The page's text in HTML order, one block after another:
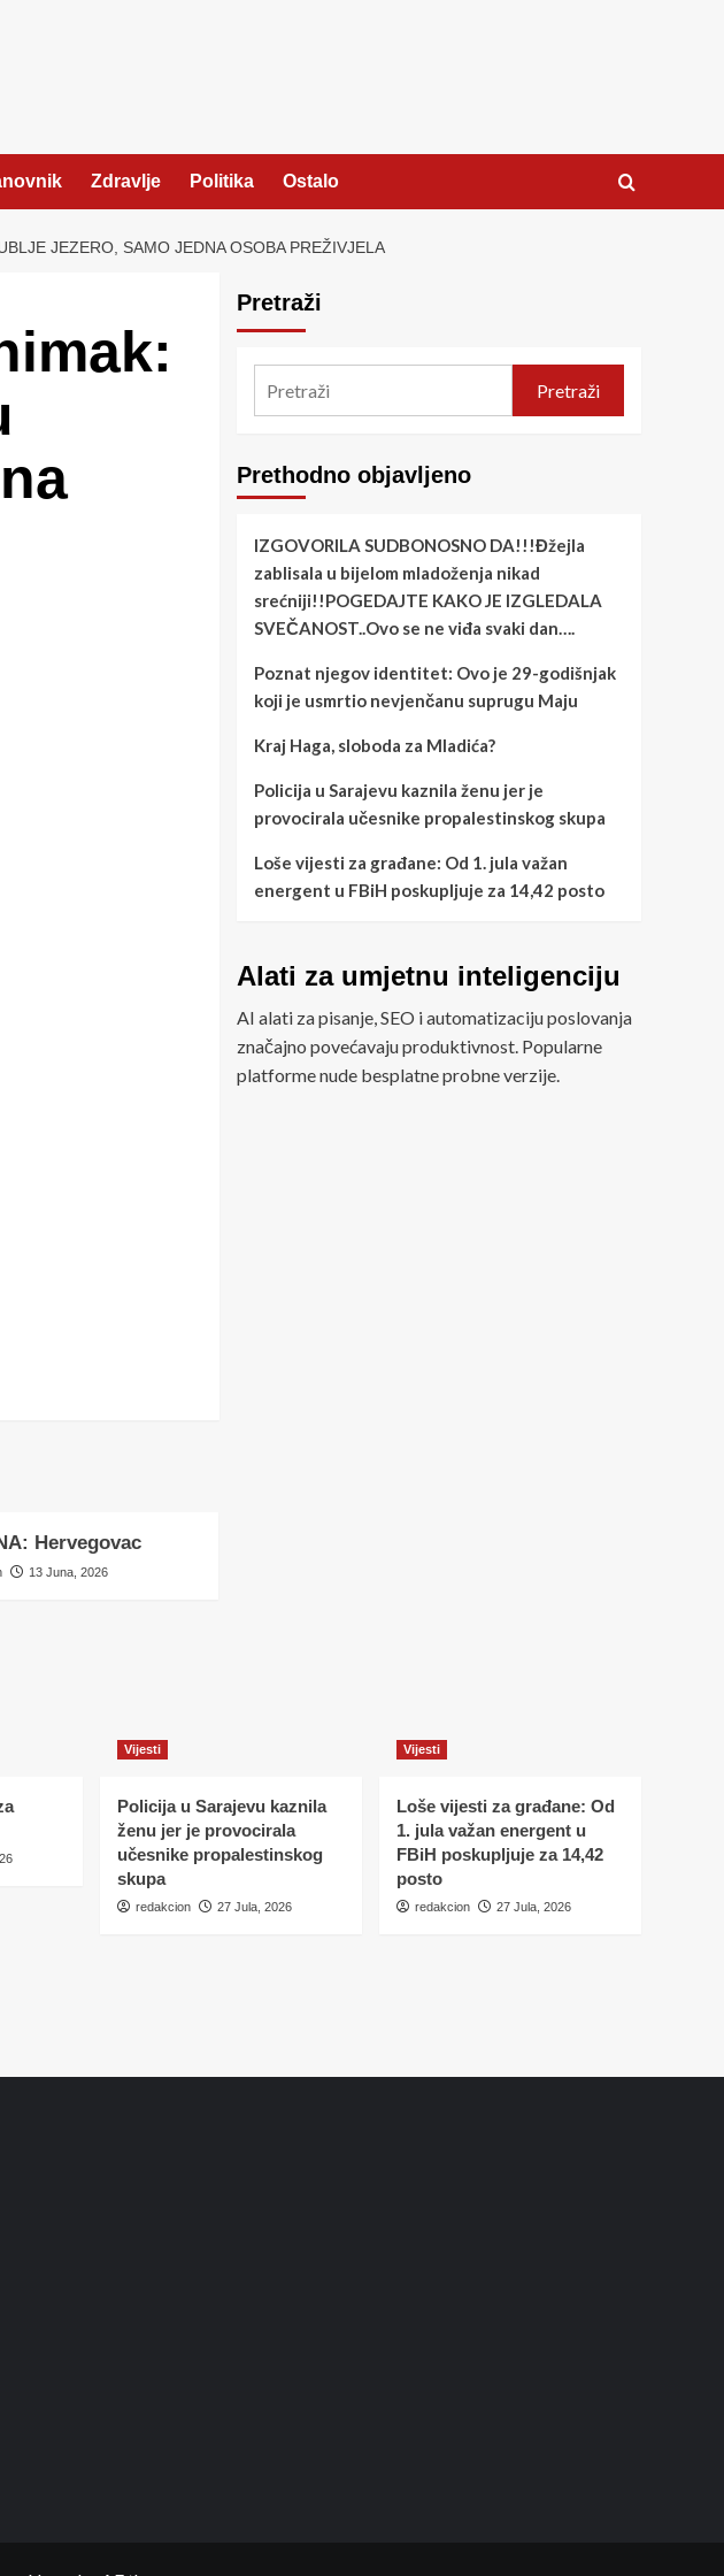
Zdravlje Politika Ostalo
JEZERO, SAMO JEDNA OSOBA PREŽIVJELA
Hervegovac
13 Juna, 2026
Pretraži
Pretraži
Prethodno objavljeno
IZGOVORILA SUDBONOSNO DA!!!Đžejla
zablisala u bijelom mladoženja nikad
srećniji!!POGEDAJTE KAKO JE IZGLEDALA
SVEČANOST..Ovo se ne viđa svaki dan….
Poznat njegov identitet: Ovo je 29-godišnjak
koji je usmrtio nevjenčanu suprugu Maju
Kraj Haga, sloboda za Mladića?
Policija u Sarajevu kaznila ženu jer je
provocirala učesnike propalestinskog skupa
Loše vijesti za građane: Od 1. jula važan
energent u FBiH poskupljuje za 14,42 posto
Alati za umjetnu inteligenciju
AI alati za pisanje, SEO i automatizaciju poslovanja
značajno povećavaju produktivnost. Popularne
platforme nude besplatne probne verzije.
Vijesti
Policija u Sarajevu kaznila
ženu jer je provocirala
učesnike propalestinskog
skupa
redakcion 27 Jula, 2026
Vijesti
Loše vijesti za građane: Od
1. jula važan energent u
FBiH poskupljuje za 14,42
posto
redakcion 27 Jula, 2026